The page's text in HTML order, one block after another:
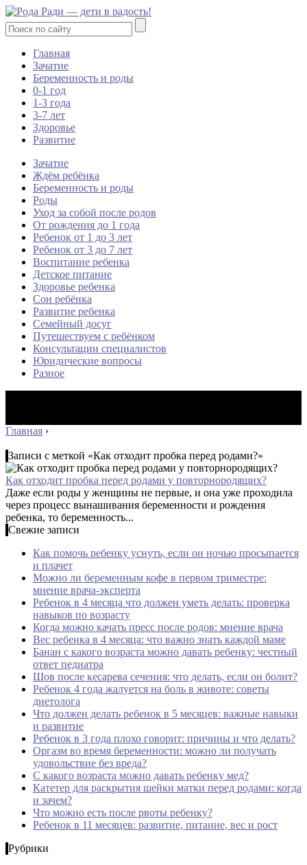
Главная
Зачатие
Беременность и роды
0-1 год
1-3 года
3-7 лет
Здоровье
Развитие
Зачатие
Ждём ребёнка
Беременность и роды
Роды
Уход за собой после родов
От рождения до 1 года
Ребенок от 1 до 3 лет
Ребенок от 3 до 7 лет
Воспитание ребенка
Детское питание
Здоровье ребенка
Сон ребёнка
Развитие ребенка
Семейный досуг
Путешествуем с ребёнком
Консультации специалистов
Юридические вопросы
Разное
Главная ›
Записи с меткой «Как отходит пробка перед родами?»
Как отходит пробка перед родами у повторнородящих?
Даже если роды у женщины не первые, и она уже проходила
через процесс вынашивания беременности и рождения
ребенка, то беременность...
Свежие записи
Как помочь ребенку уснуть, если он ночью просыпается
и плачет
Можно ли беременным кофе в первом триместре:
мнение врача-эксперта
Ребенок в 4 месяца что должен уметь делать: проверка
навыков по возрасту
Когда можно качать пресс после родов: мнение врача
Вес ребенка в 4 месяца: что важно знать каждой маме
Банан с какого возраста можно давать ребенку: честный
ответ педиатра
Шов после кесарева сечения: что делать, если он болит?
Ребенок 4 года жалуется на боль в животе: советы
диетолога
Что должен делать ребенок в 5 месяцев: важные навыки
и развитие
Ребенок в 3 года плохо говорит: причины и что делать?
Оргазм во время беременности: можно ли получать
удовольствие без вреда?
С какого возраста можно давать ребенку мед?
Катетер для раскрытия шейки матки перед родами: когда
и зачем?
Что можно есть после рвоты ребенку?
Ребенок в 11 месяцев: развитие, питание, вес и рост
Рубрики